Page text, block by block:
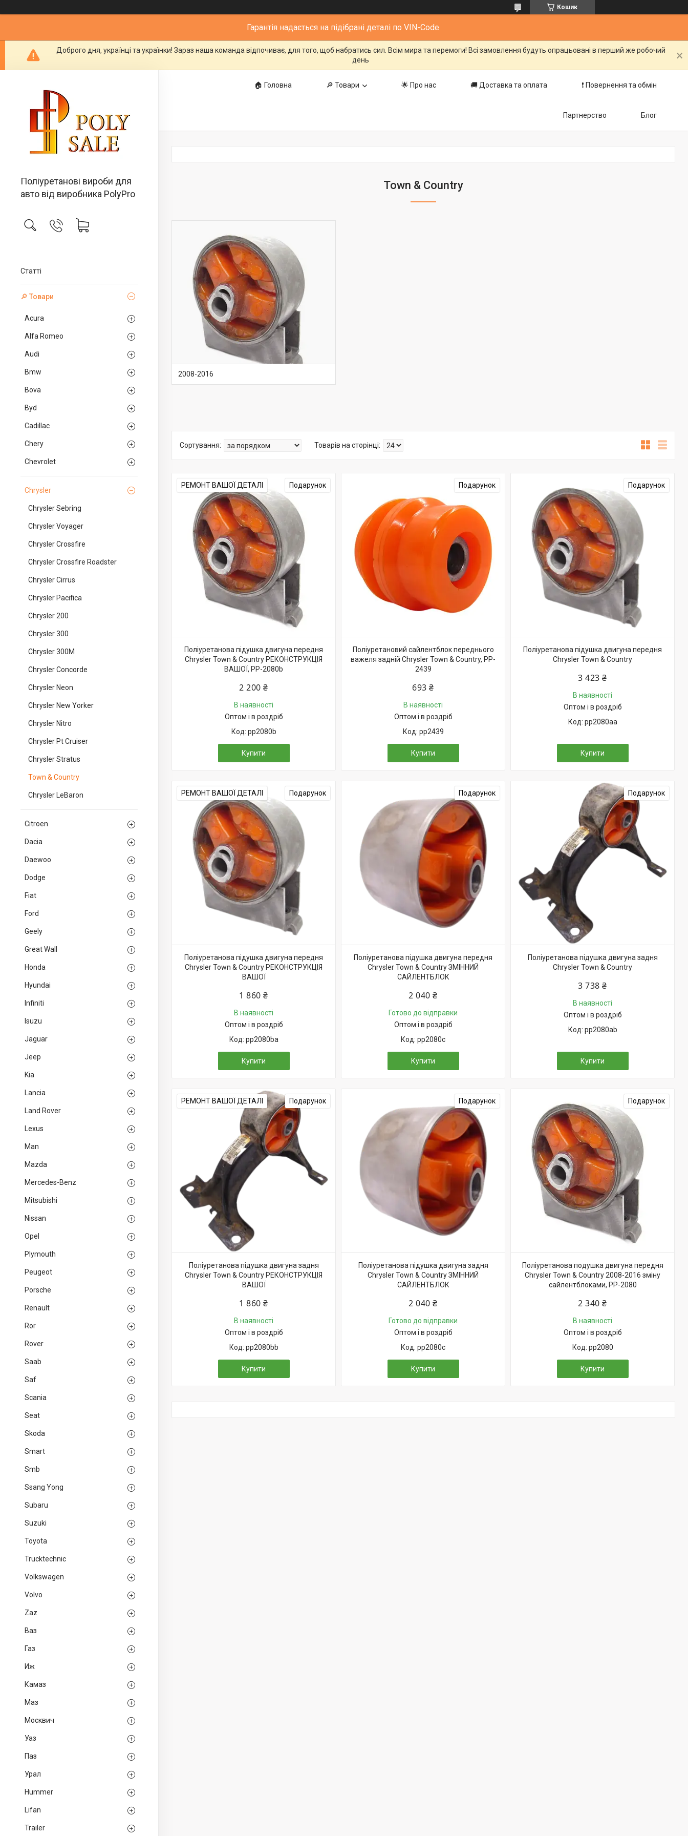
Кошик
Гарантія надається на підібрані деталі по VIN-Code
Доброго дня, українці та українки! Зараз наша команда відпочиває, для того, щоб набратись сил. Всім мира та перемоги! Всі замовлення будуть опрацьовані в перший же робочий
день
Поліуретанові вироби для
авто від виробника PolyPro
Статті
🔎 Товари
Acura
Alfa Romeo
Audi
Bmw
Bova
Byd
Cadillac
Chery
Chevrolet
Chrysler
Chrysler Sebring
Chrysler Voyager
Chrysler Crossfire
Chrysler Crossfire Roadster
Chrysler Cirrus
Chrysler Pacifica
Chrysler 200
Chrysler 300
Chrysler 300M
Chrysler Concorde
Chrysler Neon
Chrysler New Yorker
Chrysler Nitro
Chrysler Pt Cruiser
Chrysler Stratus
Town & Country
Chrysler LeBaron
Citroen
Dacia
Daewoo
Dodge
Fiat
Ford
Geely
Great Wall
Honda
Hyundai
Infiniti
Isuzu
Jaguar
Jeep
Kia
Lancia
Land Rover
Lexus
Man
Mazda
Mercedes-Benz
Mitsubishi
Nissan
Opel
Plymouth
Peugeot
Porsche
Renault
Ror
Rover
Saab
Saf
Scania
Seat
Skoda
Smart
Smb
Ssang Yong
Subaru
Suzuki
Toyota
Trucktechnic
Volkswagen
Volvo
Zaz
Ваз
Газ
Иж
Камаз
Маз
Москвич
Уаз
Паз
Урал
Hummer
Lifan
Trailer
🏠 Головна 🔎 Товари 🌟 Про нас 🚚 Доставка та оплата ❗️ Повернення та обмін
Партнерство Блог
Town & Country
2008-2016
РЕМОНТ ВАШОЇ ДЕТАЛІ Подарунок
Поліуретанова підушка двигуна передня
Chrysler Town & Country РЕКОНСТРУКЦІЯ
ВАШОЇ, PP-2080b
2 200 ₴
В наявності
Оптом і в роздріб
pp2080b
Купити
Подарунок
Поліуретановий сайлентблок переднього
важеля задній Chrysler Town & Country, PP-
2439
693 ₴
В наявності
Оптом і в роздріб
pp2439
Купити
Подарунок
Поліуретанова підушка двигуна передня
Chrysler Town & Country
3 423 ₴
В наявності
Оптом і в роздріб
pp2080aa
Купити
РЕМОНТ ВАШОЇ ДЕТАЛІ Подарунок
Поліуретанова підушка двигуна передня
Chrysler Town & Country РЕКОНСТРУКЦІЯ
ВАШОЇ
1 860 ₴
В наявності
Оптом і в роздріб
pp2080ba
Купити
Подарунок
Поліуретанова підушка двигуна передня
Chrysler Town & Country ЗМІННИЙ
САЙЛЕНТБЛОК
2 040 ₴
Готово до відправки
Оптом і в роздріб
pp2080c
Купити
Подарунок
Поліуретанова підушка двигуна задня
Chrysler Town & Country
3 738 ₴
В наявності
Оптом і в роздріб
pp2080ab
Купити
РЕМОНТ ВАШОЇ ДЕТАЛІ Подарунок
Поліуретанова підушка двигуна задня
Chrysler Town & Country РЕКОНСТРУКЦІЯ
ВАШОЇ
1 860 ₴
В наявності
Оптом і в роздріб
pp2080bb
Купити
Подарунок
Поліуретанова підушка двигуна задня
Chrysler Town & Country ЗМІННИЙ
САЙЛЕНТБЛОК
2 040 ₴
Готово до відправки
Оптом і в роздріб
pp2080c
Купити
Подарунок
Поліуретанова подушка двигуна передня
Chrysler Town & Country 2008-2016 зміну
сайлентблоками, PP-2080
2 340 ₴
В наявності
Оптом і в роздріб
pp2080
Купити